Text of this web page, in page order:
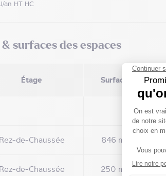
an HT HC
surfaces des espaces
Étage Surface
Rez-de-Chaussée 846 m²
Rez-de-Chaussée 250 m²